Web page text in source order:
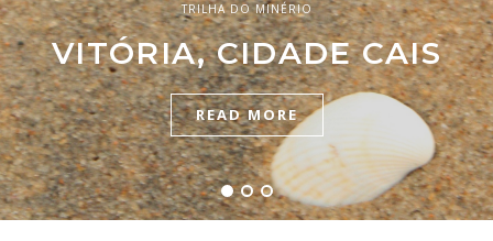
TRILHA DO MINÉRIO
VITÓRIA, CIDADE CAIS
READ MORE
TRILHA DO MINÉRIO
ÁGUAS GERAIS
READ MORE
A MULTIPLICAÇÃO DOS
PEIXES
READ MORE